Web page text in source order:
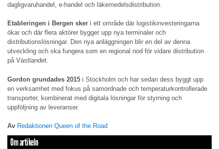
dagligvaruhandel, e-handel och läkemedelsdistribution.
Etableringen i Bergen sker i ett område där logistikinvesteringarna
ökar och där flera aktörer bygger upp nya terminaler och
distributionslösningar. Den nya anläggningen blir en del av denna
utveckling och ska fungera som en regional nod för vidare distribution
på Västlandet.
Gordon grundades 2015 i Stockholm och har sedan dess byggt upp
en verksamhet med fokus på samordnade och temperaturkontrollerade
transporter, kombinerat med digitala lösningar för styrning och
uppföljning av leveranser.
Av Redaktionen Queen of the Road
Om artikeln